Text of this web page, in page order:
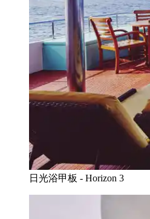
日光浴甲板 - Horizon 3